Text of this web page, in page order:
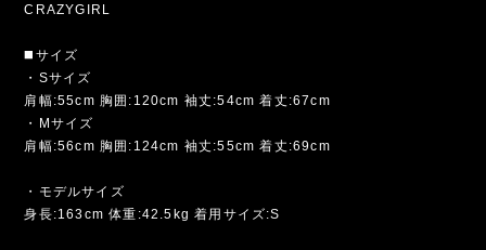
CRAZYGIRL
◼️サイズ
・Sサイズ
肩幅:55cm 胸囲:120cm 袖丈:54cm 着丈:67cm
・Mサイズ
肩幅:56cm 胸囲:124cm 袖丈:55cm 着丈:69cm
・モデルサイズ
身長:163cm 体重:42.5kg 着用サイズ:S